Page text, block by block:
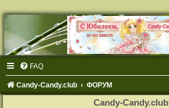
FAQ
Candy-Candy.club ФОРУМ
Candy-Candy.club